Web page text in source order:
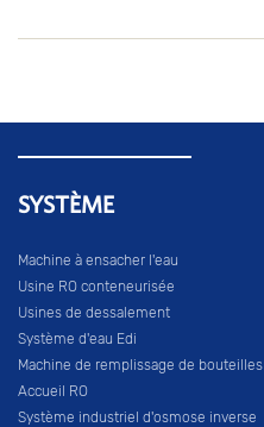
SYSTÈME
Machine à ensacher l'eau
Usine RO conteneurisée
Usines de dessalement
Système d'eau Edi
Machine de remplissage de bouteilles
Accueil RO
Système industriel d'osmose inverse